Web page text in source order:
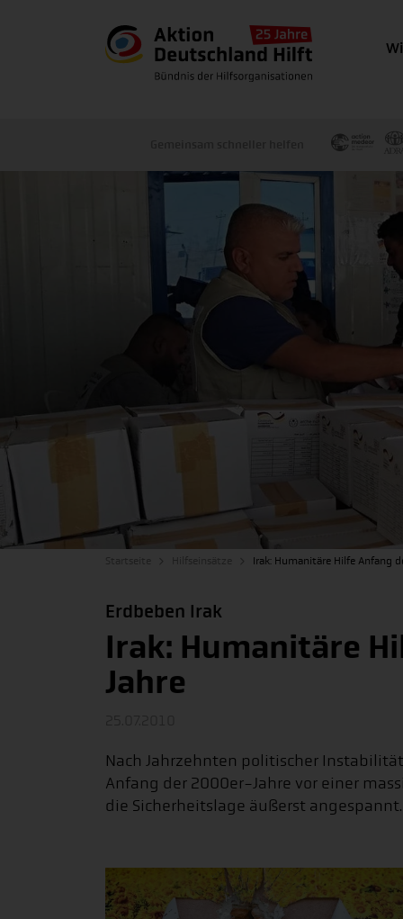
Irak: Humanitäre Hilfe Anfang
Erdbeben Irak
Irak: Humanitäre
Jahre
Nach Jahrzehnten politischer
Anfang der 2000er-Jahre vor einer
die Sicherheitslage äußerst angespannt.